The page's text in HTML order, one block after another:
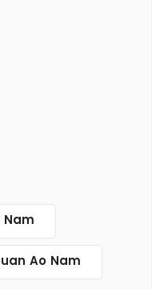
Nam
Ao Nam